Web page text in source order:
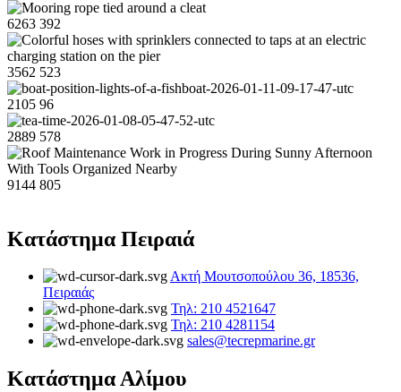
6263 392
3562 523
2105 96
2889 578
9144 805
Κατάστημα Πειραιά
Ακτή Μουτσοπούλου 36, 18536,
Πειραιάς
Τηλ: 210 4521647
Τηλ: 210 4281154
sales@tecrepmarine.gr
Κατάστημα Αλίμου